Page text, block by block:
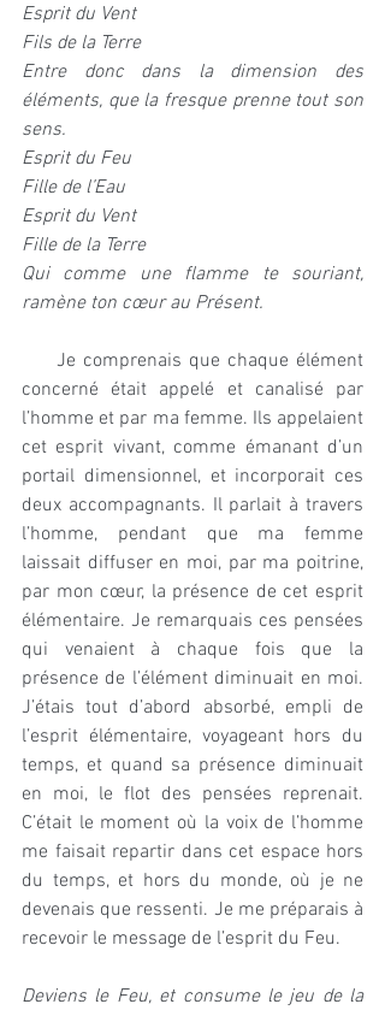
Esprit du Vent
Fils de la Terre
Entre donc dans la dimension des
éléments, que la fresque prenne tout son
sens.
Esprit du Feu
Fille de l’Eau
Esprit du Vent
Fille de la Terre
Qui comme une flamme te souriant,
ramène ton cœur au Présent.
Je comprenais que chaque élément
concerné était appelé et canalisé par
l’homme et par ma femme. Ils appelaient
cet esprit vivant, comme émanant d’un
portail dimensionnel, et incorporait ces
deux accompagnants. Il parlait à travers
l’homme, pendant que ma femme
laissait diffuser en moi, par ma poitrine,
par mon cœur, la présence de cet esprit
élémentaire. Je remarquais ces pensées
qui venaient à chaque fois que la
présence de l’élément diminuait en moi.
J’étais tout d’abord absorbé, empli de
l’esprit élémentaire, voyageant hors du
temps, et quand sa présence diminuait
en moi, le flot des pensées reprenait.
C’était le moment où la voix de l’homme
me faisait repartir dans cet espace hors
du temps, et hors du monde, où je ne
devenais que ressenti. Je me préparais à
recevoir le message de l’esprit du Feu.
Deviens le Feu, et consume le jeu de la